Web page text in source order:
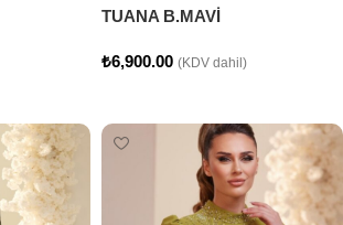
TUANA B.MAVİ
₺6,900.00 (KDV dahil)